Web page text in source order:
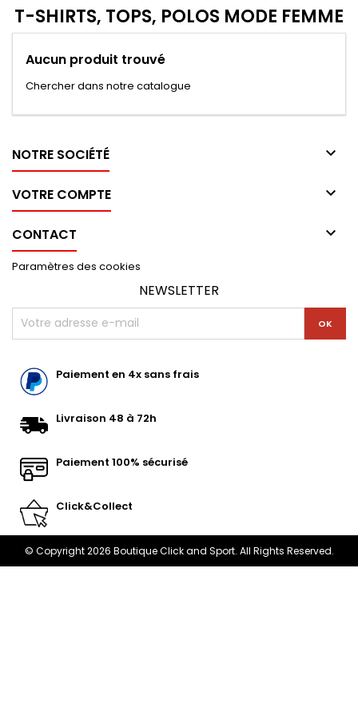
T-SHIRTS, TOPS, POLOS MODE FEMME
Aucun produit trouvé
Chercher dans notre catalogue
NOTRE SOCIÉTÉ 
VOTRE COMPTE 
CONTACT 
Paramètres des cookies
NEWSLETTER
Paiement en 4x sans frais
Livraison 48 à 72h
Paiement 100% sécurisé
Click&Collect
© Copyright 2026 Boutique Click and Sport. All Rights Reserved.